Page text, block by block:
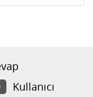
Kullanıcı